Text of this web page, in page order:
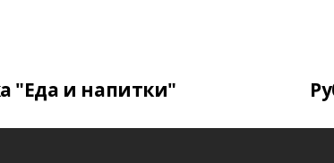
"Еда и напитки"